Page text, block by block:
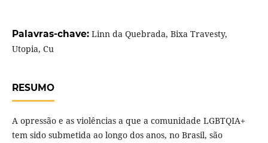
Palavras-chave: Linn da Quebrada, Bixa Travesty,
Utopia, Cu
RESUMO
A opressão e as violências a que a comunidade LGBTQIA+
tem sido submetida ao longo dos anos, no Brasil, são